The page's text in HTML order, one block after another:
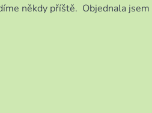
někdy příště. Objednala jsem